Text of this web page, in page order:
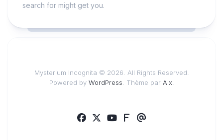
search for might get you.
Mysterium Incognita © 2026. All Rights Reserved.
Powered by WordPress . Thème par Alx